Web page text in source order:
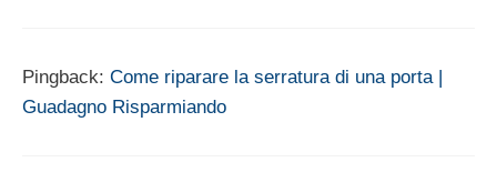
Pingback: Come riparare la serratura di una porta |
Guadagno Risparmiando